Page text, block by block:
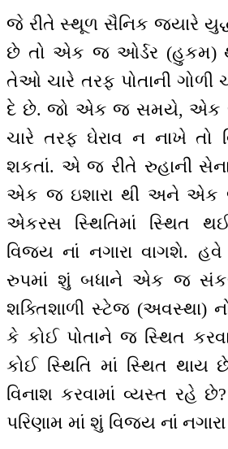
જે રીતે સ્થૂળ સૈનિક જ્યારે
છે તો એક જ ઓર્ડર
તેઓ ચારે તરફ પોતાની ગોળી
દે છે. જો એક જ સમયે, એક
ચારે તરફ ઘેરાવ ન નાખે તો
શકતાં. એ જ રીતે રુહાની
એક જ ઇશારા થી અને એક
એકરસ સ્થિતિમાં સ્થિત
વિજય નાં નગારા વાગશે.
રુપમાં શું બધાને એક જ
શક્તિશાળી સ્ટેજ (અવસ્થા)
કે કોઈ પોતાને જ સ્થિત
કોઈ સ્થિતિ માં સ્થિત થાય
વિનાશ કરવામાં વ્યસ્ત રહે
પરિણામ માં શું વિજય નાં